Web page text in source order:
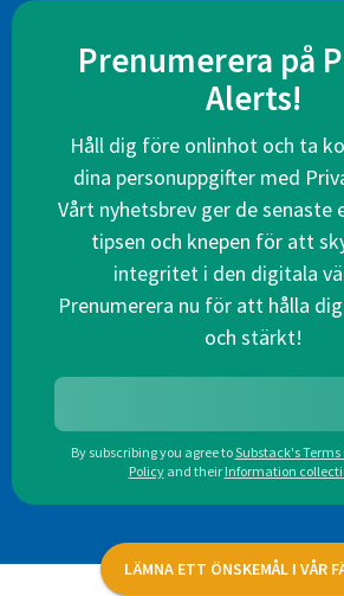
Prenumerera på
Alerts!
Håll dig före onlinhot och ta
dina personuppgifter med
Vårt nyhetsbrev ger de senaste
tipsen och knepen för att
integritet i den digitala
Prenumerera nu för att hålla
och stärkt!
By subscribing you agree toSubstack's Terms
Policy and their Information
LÄMNA ETT ÖNSKEMÅL I VÅR